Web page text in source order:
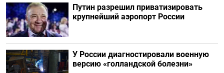
Путин разрешил приватизировать
крупнейший аэропорт России
У России диагностировали военную
версию «голландской болезни»